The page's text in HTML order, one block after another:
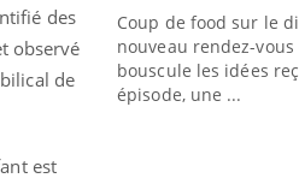
des
observé
de
est
Coup de food sur le
nouveau rendez-
bouscule les idées
épisode, une ...
"Les rendez-vous de
qualité de vie au
Docteur reçoivent